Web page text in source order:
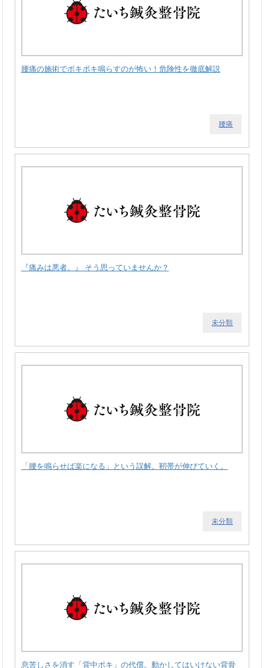
腰痛の施術でボキボキ鳴らすのが怖い！危険性を徹底解説
腰痛
『痛みは悪者。』 そう思っていませんか？
未分類
「腰を鳴らせば楽になる」という誤解。靭帯が伸びていく。
未分類
息苦しさを消す「背中ポキ」の代償。動かしてはいけない背骨